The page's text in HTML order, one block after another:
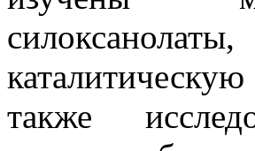
также